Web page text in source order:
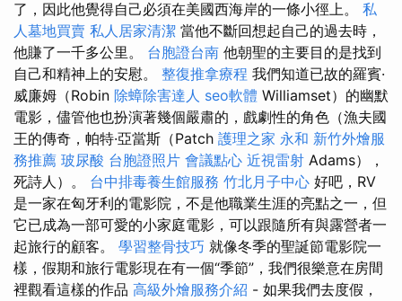
了，因此他覺得自己必須在美國西海岸的一條小徑上。 私
人墓地買賣 私人居家清潔 當他不斷回想起自己的過去時，
他賺了一千多公里。 台胞證台南 他朝聖的主要目的是找到
自己和精神上的安慰。 整復推拿療程 我們知道已故的羅賓·
威廉姆（Robin 除蟑除害達人 seo軟體 Williamset）的幽默
電影，儘管他也扮演著幾個嚴肅的，戲劇性的角色（漁夫國
王的傳奇，帕特·亞當斯（Patch 護理之家 永和 新竹外燴服
務推薦 玻尿酸 台胞證照片 會議點心 近視雷射 Adams），
死詩人）。 台中排毒養生館服務 竹北月子中心 好吧，RV
是一家在匈牙利的電影院，不是他職業生涯的亮點之一，但
它已成為一部可愛的小家庭電影，可以跟隨所有與露營者一
起旅行的顧客。 學習整骨技巧 就像冬季的聖誕節電影院一
樣，假期和旅行電影現在有一個“季節”，我們很樂意在房間
裡觀看這樣的作品 高級外燴服務介紹 - 如果我們去度假，